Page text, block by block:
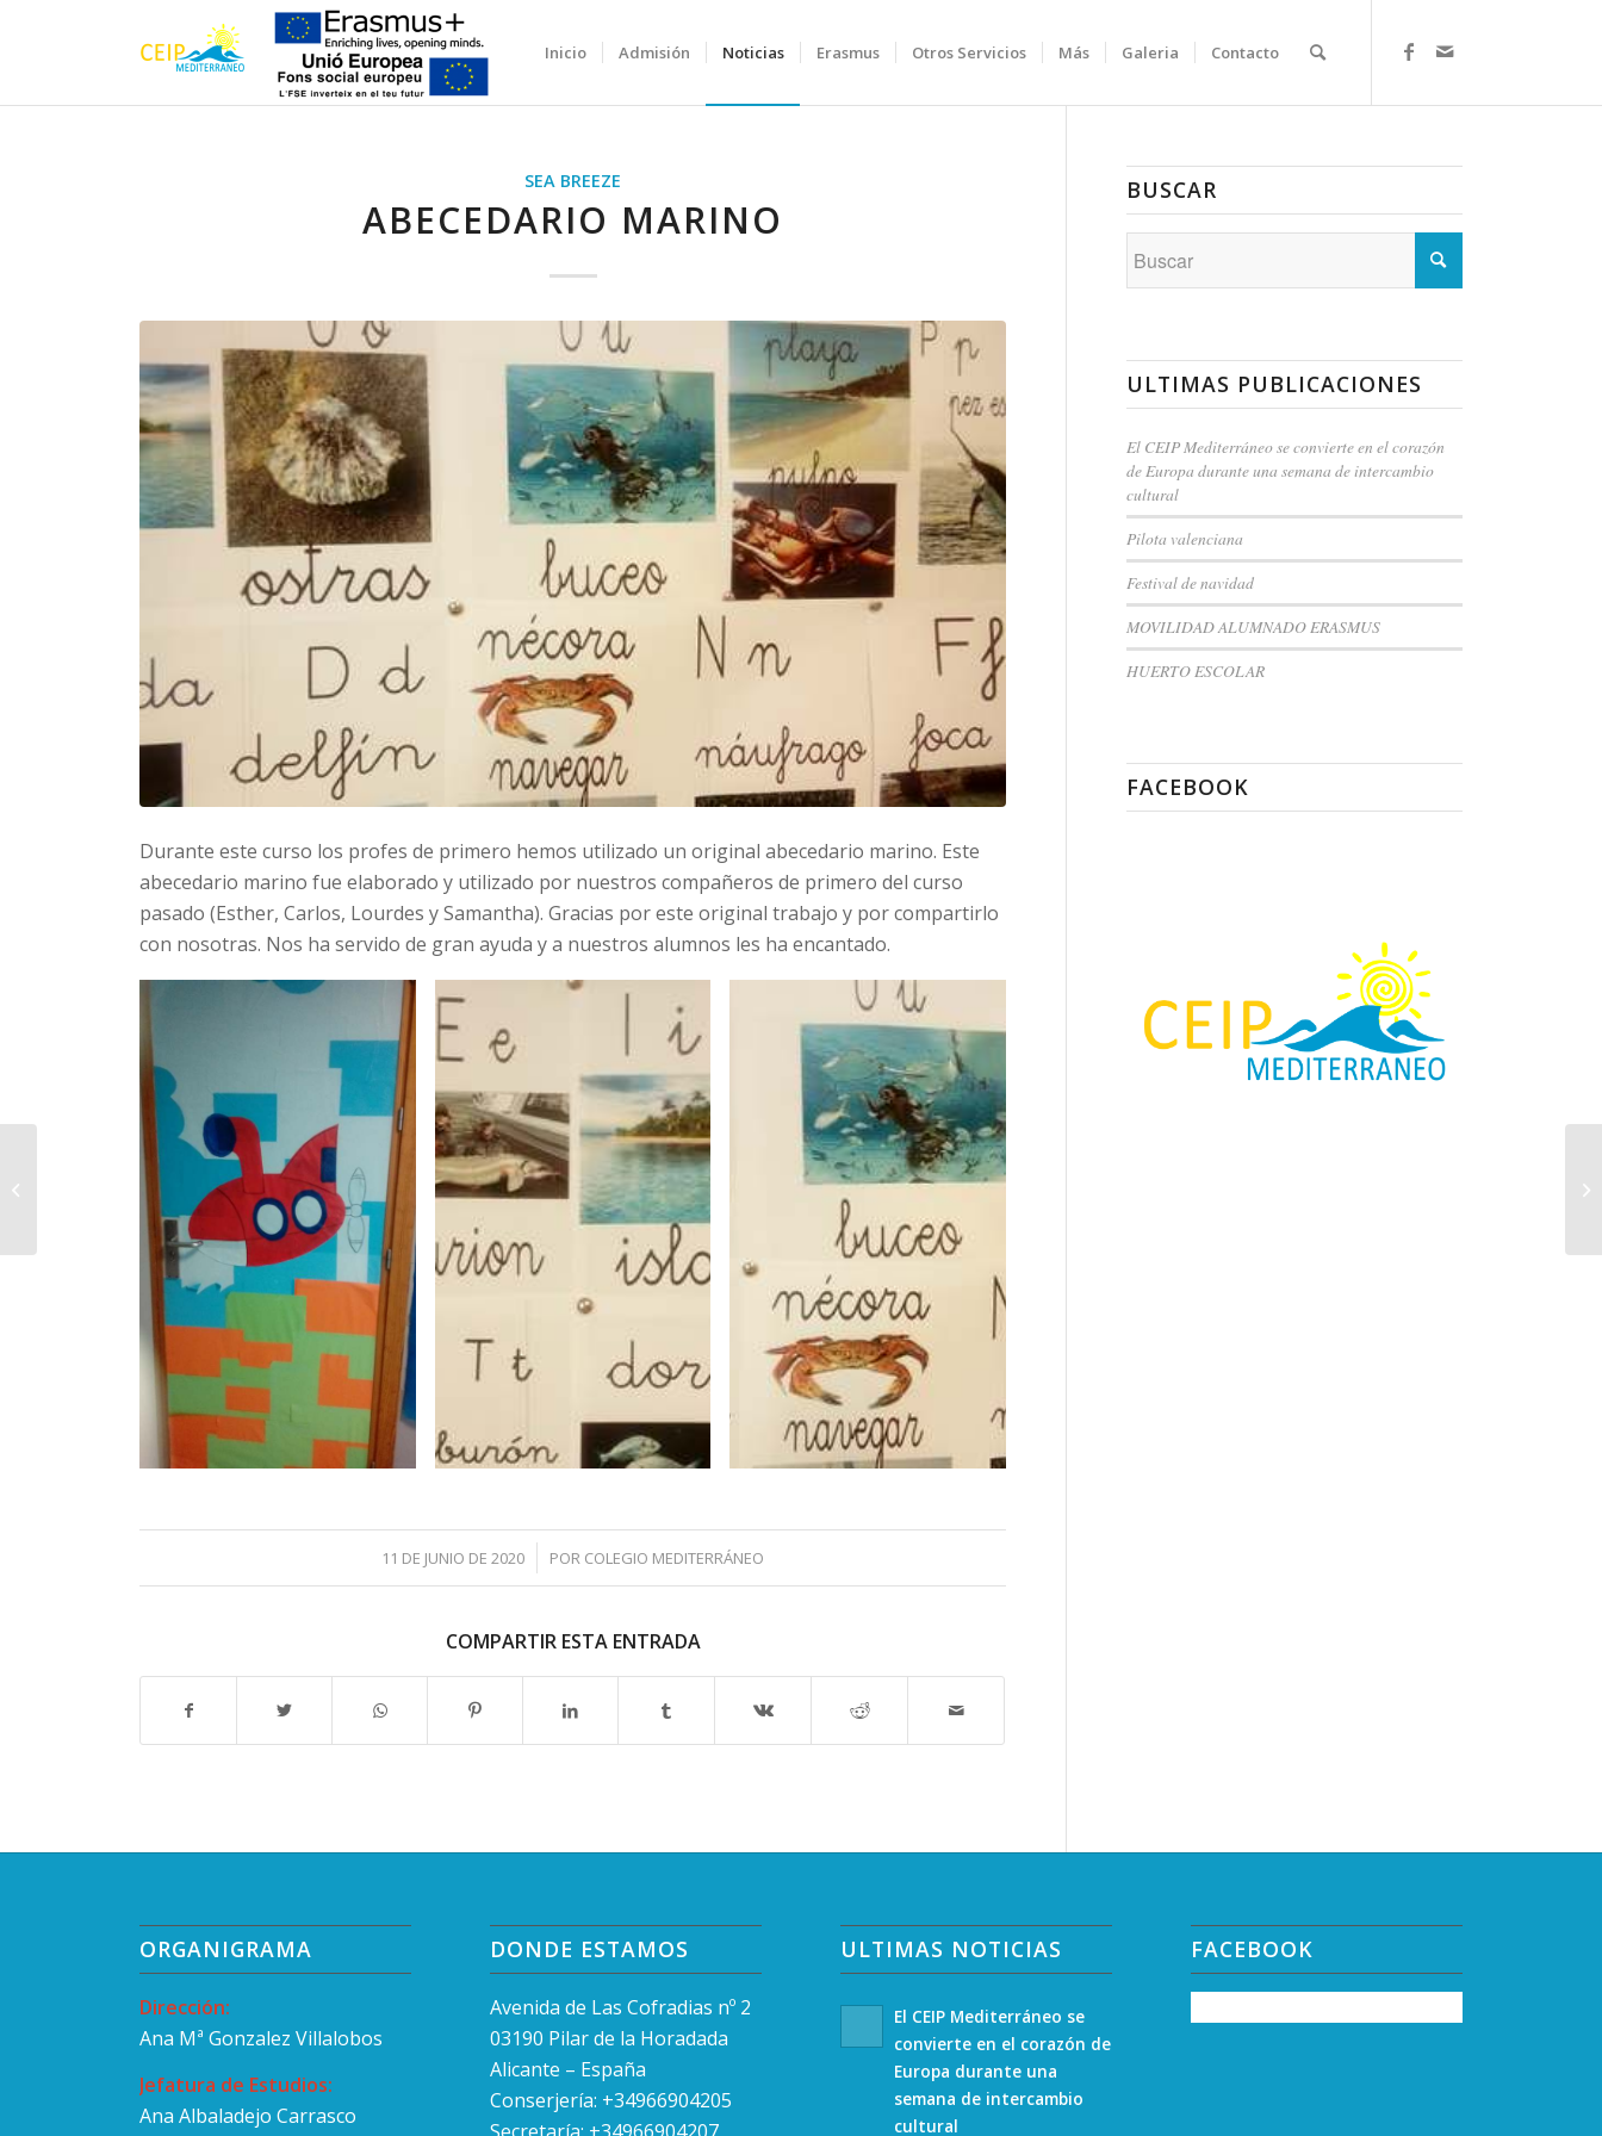
Inicio Admisión Noticias Erasmus Otros Servicios Más Galeria Contacto
SEA BREEZE
ABECEDARIO MARINO
Durante este curso los profes de primero hemos utilizado un original abecedario marino. Este
abecedario marino fue elaborado y utilizado por nuestros compañeros de primero del curso
pasado (Esther, Carlos, Lourdes y Samantha). Gracias por este original trabajo y por compartirlo
con nosotras. Nos ha servido de gran ayuda y a nuestros alumnos les ha encantado.
11 DE JUNIO DE 2020
/ POR COLEGIO MEDITERRÁNEO
COMPARTIR ESTA ENTRADA
BUSCAR
ULTIMAS PUBLICACIONES
El CEIP Mediterráneo se convierte en el corazón
de Europa durante una semana de intercambio
cultural
Pilota valenciana
Festival de navidad
MOVILIDAD ALUMNADO ERASMUS
HUERTO ESCOLAR
FACEBOOK
ORGANIGRAMA
Dirección:
Ana Mª Gonzalez Villalobos
Jefatura de Estudios:
Ana Albaladejo Carrasco
DONDE ESTAMOS
Avenida de Las Cofradias nº 2
03190 Pilar de la Horadada
Alicante – España
Conserjería: +34966904205
ULTIMAS NOTICIAS
El CEIP Mediterráneo se
convierte en el corazón de
Europa durante una
semana de intercambio
cultural
FACEBOOK
Carnaval de Barcos